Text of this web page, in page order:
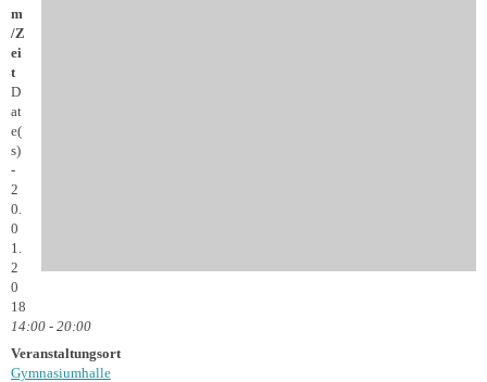
m
/Z
ei
t
D
at
e(
s)
-
2
0.
0
1.
2
0
18
14:00 - 20:00
Veranstaltungsort
Gymnasiumhalle